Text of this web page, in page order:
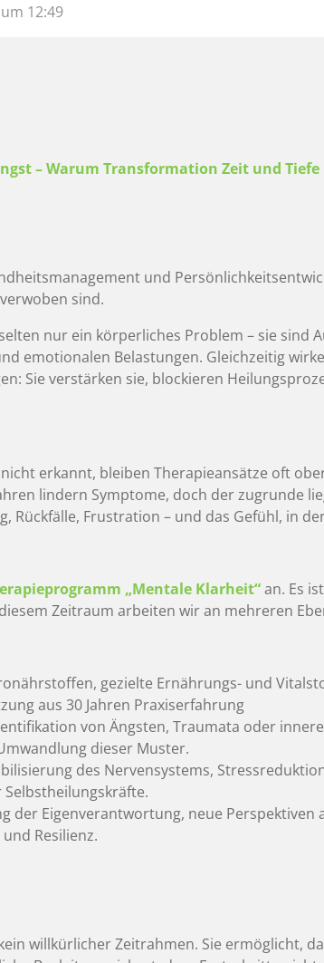
12:49
– Warum Transformation Zeit und
und
sind.
nur ein körperliches Problem – sie sind
emotionalen Belastungen. Gleichzeitig
Sie verstärken sie, blockieren
erkannt, bleiben Therapieansätze oft
lindern Symptome, doch der zugrunde
Rückfälle, Frustration – und das Gefühl, in
„Mentale Klarheit“an. Es
Zeitraum arbeiten wir an mehreren
gezielte Ernährungs- und
aus 30 Jahren Praxiserfahrung
von Ängsten, Traumata oder
dieser Muster.
des Nervensystems,
der Eigenverantwortung, neue
Resilienz.
willkürlicher Zeitrahmen. Sie ermöglicht,